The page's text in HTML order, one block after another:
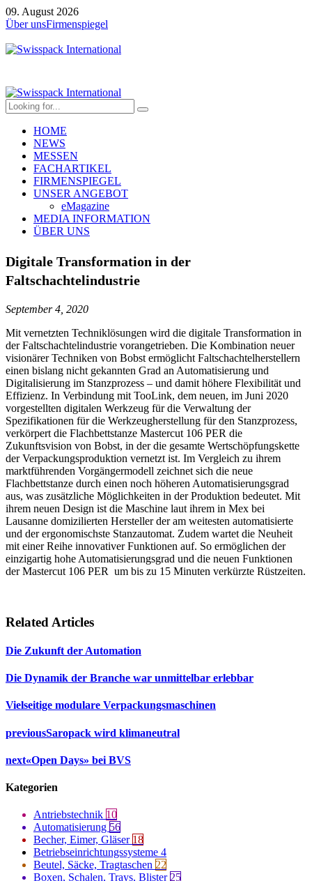
09. August 2026
Über unsFirmenspiegel
HOME
NEWS
MESSEN
FACHARTIKEL
FIRMENSPIEGEL
UNSER ANGEBOT
eMagazine
MEDIA INFORMATION
ÜBER UNS
Digitale Transformation in der
Faltschachtelindustrie
September 4, 2020
Mit vernetzten Techniklösungen wird die digitale Transformation in
der Faltschachtelindustrie vorangetrieben. Die Kombination neuer
visionärer Techniken von Bobst ermöglicht Faltschachtelherstellern
einen bislang nicht gekannten Grad an Automatisierung und
Digitalisierung im Stanzprozess – und damit höhere Flexibilität und
Effizienz. In Verbindung mit TooLink, dem neuen, im Juni 2020
vorgestellten digitalen Werkzeug für die Verwaltung der
Spezifikationen für die Werkzeugherstellung für den Stanzprozess,
verkörpert die Flachbettstanze Mastercut 106 PER die
Zukunftsvision von Bobst, in der die gesamte Wertschöpfungskette
der Verpackungsproduktion vernetzt ist. Im Vergleich zu ihrem
marktführenden Vorgängermodell zeichnet sich die neue
Flachbettstanze durch einen noch höheren Automatisierungsgrad
aus, was zusätzliche Möglichkeiten in der Produktion bedeutet. Mit
ihrem neuen Design ist die Maschine laut ihrem in Mex bei
Lausanne domizilierten Hersteller der am weitesten automatisierte
und der ergonomischste Stanzautomat. Zudem wartet die Neuheit
mit einer Reihe innovativer Funktionen auf. So ermöglichen der
einzigartig hohe Automatisierungsgrad und die neuen Funktionen
der Mastercut 106 PER um bis zu 15 Minuten verkürzte Rüstzeiten.
Related Articles
Die Zukunft der Automation
Die Dynamik der Branche war unmittelbar erlebbar
Vielseitige modulare Verpackungsmaschinen
previousSaropack wird klimaneutral
next«Open Days» bei BVS
Kategorien
Antriebstechnik 10
Automatisierung 56
Becher, Eimer, Gläser 18
Betriebseinrichtungssysteme 4
Beutel, Säcke, Tragtaschen 22
Boxen, Schalen, Trays, Blister 25